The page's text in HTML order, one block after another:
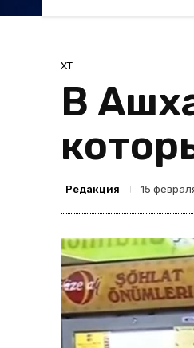
ХТ
В
Редакция 15